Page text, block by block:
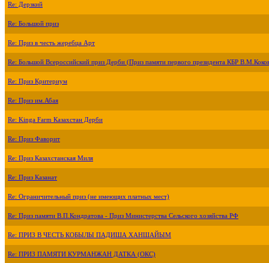
Re: Дерзкий
Re: Большой приз
Re: Приз в честь жеребца Арт
Re: Большой Всероссийский приз Дерби (Приз памяти первого президента КБР
Re: Приз Критериум
Re: Приз им.Абая
Re: Kinga Farm Казахстан Дерби
Re: Приз Фаворит
Re: Приз Казахстанская Миля
Re: Приз Казанат
Re: Ограничительный приз (не имеющих платных мест)
Re: Приз памяти В.П.Кондратова - Приз Министерства Сельского хозяйства РФ
Re: ПРИЗ В ЧЕСТЬ КОБЫЛЫ ПАДИША ХАНШАЙЫМ
Re: ПРИЗ ПАМЯТИ КУРМАНЖАН ДАТКА (ОКС)